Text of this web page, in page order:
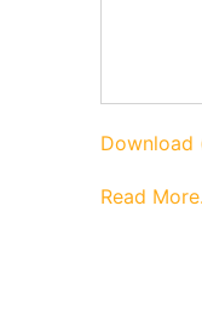
Download
Read